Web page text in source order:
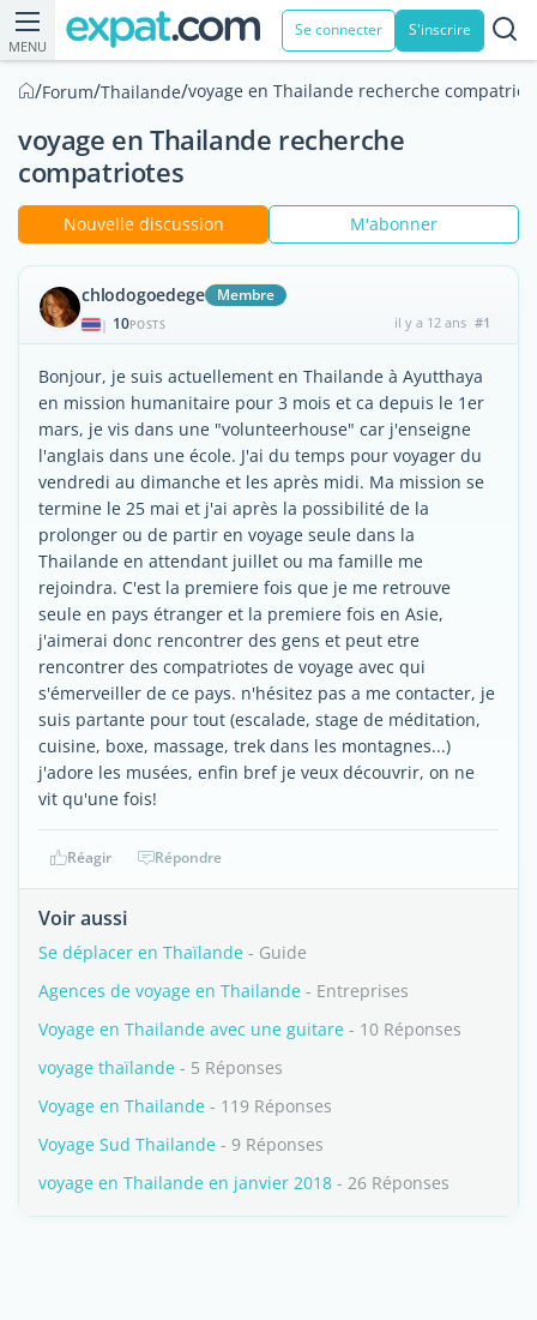
MENU
Se connecter S'inscrire
/Forum/Thailande/voyage en Thailande recherche
voyage en Thailande recherche
compatriotes
Nouvelle discussion M'abonner
chlodogoedege Membre
| 10POSTS il y a 12 ans #1
Bonjour, je suis actuellement en Thailande à Ayutthaya
en mission humanitaire pour 3 mois et ca depuis le 1er
mars, je vis dans une "volunteerhouse" car j'enseigne
l'anglais dans une école. J'ai du temps pour voyager du
vendredi au dimanche et les après midi. Ma mission se
termine le 25 mai et j'ai après la possibilité de la
prolonger ou de partir en voyage seule dans la
Thailande en attendant juillet ou ma famille me
rejoindra. C'est la premiere fois que je me retrouve
seule en pays étranger et la premiere fois en Asie,
j'aimerai donc rencontrer des gens et peut etre
rencontrer des compatriotes de voyage avec qui
s'émerveiller de ce pays. n'hésitez pas a me contacter, je
suis partante pour tout (escalade, stage de méditation,
cuisine, boxe, massage, trek dans les montagnes...)
j'adore les musées, enfin bref je veux découvrir, on ne
vit qu'une fois!
Réagir Répondre
Voir aussi
Se déplacer en Thaïlande - Guide
Agences de voyage en Thailande - Entreprises
Voyage en Thailande avec une guitare - 10 Réponses
voyage thaïlande - 5 Réponses
Voyage en Thailande - 119 Réponses
Voyage Sud Thailande - 9 Réponses
voyage en Thailande en janvier 2018 - 26 Réponses